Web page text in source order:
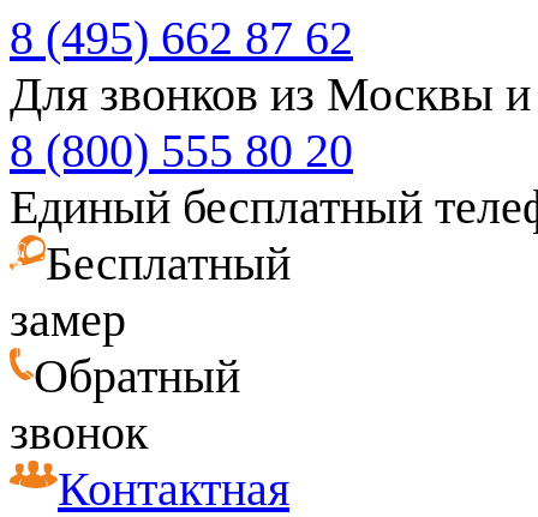
8 (495) 662 87 62
Для звонков из Москвы
8 (800) 555 80 20
Единый бесплатный
Бесплатный
замер
Обратный
звонок
Контактная